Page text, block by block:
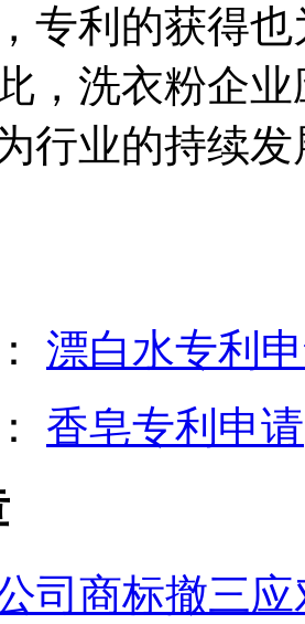
专利的获得
，洗衣粉企
行业的持续
漂白水专利
香皂专利申请
司商标撤三